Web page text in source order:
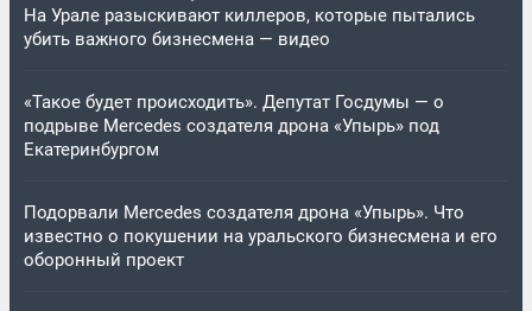
На Урале разыскивают киллеров, которые пытались
убить важного бизнесмена — видео
«Такое будет происходить». Депутат Госдумы — о
подрыве Mercedes создателя дрона «Упырь» под
Екатеринбургом
Подорвали Mercedes создателя дрона «Упырь». Что
известно о покушении на уральского бизнесмена и его
оборонный проект